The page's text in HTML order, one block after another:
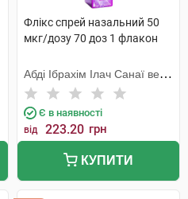
Флікс спрей назальний 50
мкг/дозу 70 доз 1 флакон
Абді Ібрахім Ілач Санаї ве
Тіджарет
Є в наявності
від 223.20 грн
КУПИТИ